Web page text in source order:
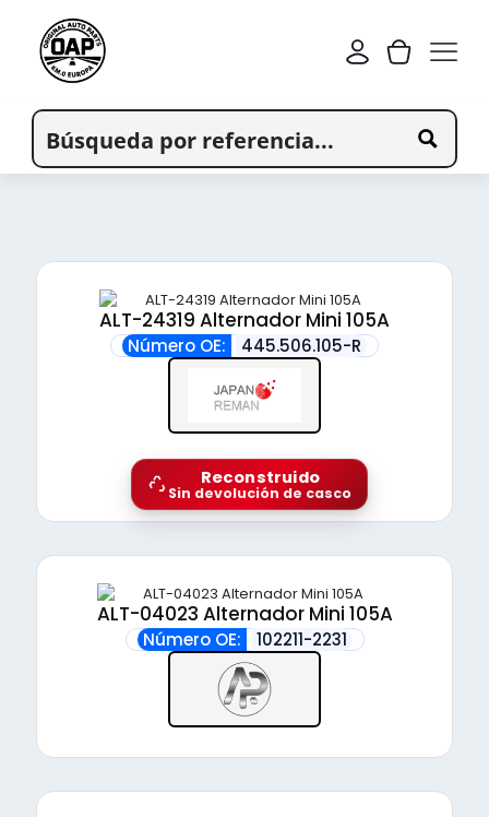
ALT-24319 Alternador Mini 105A
Número OE: 445.506.105-R
Reconstruido
Sin devolución de casco
ALT-04023 Alternador Mini 105A
Número OE: 102211-2231